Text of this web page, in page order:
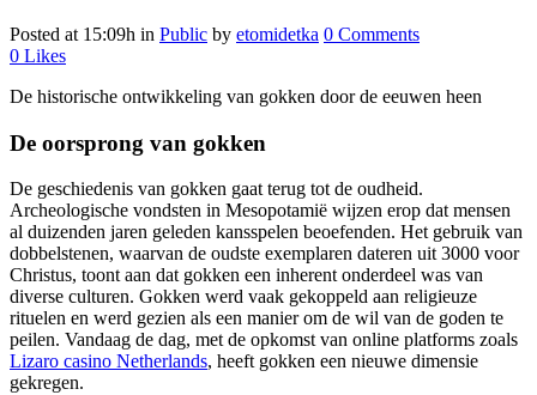
Posted at 15:09h in Public by etomidetka 0 Comments
0 Likes
De historische ontwikkeling van gokken door de eeuwen heen
De oorsprong van gokken
De geschiedenis van gokken gaat terug tot de oudheid.
Archeologische vondsten in Mesopotamië wijzen erop dat mensen
al duizenden jaren geleden kansspelen beoefenden. Het gebruik van
dobbelstenen, waarvan de oudste exemplaren dateren uit 3000 voor
Christus, toont aan dat gokken een inherent onderdeel was van
diverse culturen. Gokken werd vaak gekoppeld aan religieuze
rituelen en werd gezien als een manier om de wil van de goden te
peilen. Vandaag de dag, met de opkomst van online platforms zoals
Lizaro casino Netherlands, heeft gokken een nieuwe dimensie
gekregen.